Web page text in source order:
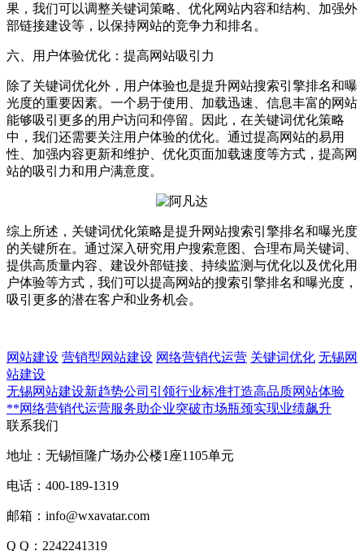
果，我们可以调整关键词策略、优化网站内容和结构、加强外
部链接建设等，以保持网站的竞争力和排名。
六、用户体验优化：提高网站吸引力
除了关键词优化外，用户体验也是提升网站搜索引擎排名和曝
光度的重要因素。一个易于使用、加载迅速、信息丰富的网站
能够吸引更多的用户访问和停留。因此，在关键词优化策略
中，我们还需要关注用户体验的优化。通过提高网站的易用
性、加强内容更新和维护、优化页面加载速度等方式，提高网
站的吸引力和用户满意度。
综上所述，关键词优化策略是提升网站搜索引擎排名和曝光度
的关键所在。通过深入研究用户搜索意图、合理布局关键词、
提供高质量内容、建设外部链接、持续监测与优化以及优化用
户体验等方式，我们可以提高网站的搜索引擎排名和曝光度，
吸引更多的潜在客户和业务机会。
网站建设 营销型网站建设 网络营销代运营 关键词优化 无锡网
站建设
无锡网站建设新趋势公司引领行业标准打造高品质网站体验
**网络营销代运营服务助企业突破市场瓶颈实现业绩飙升
联系我们
地址： 无锡恒隆广场办公楼1座1105单元
电话： 400-189-1319
邮箱： info@wxavatar.com
Q Q： 2242241319